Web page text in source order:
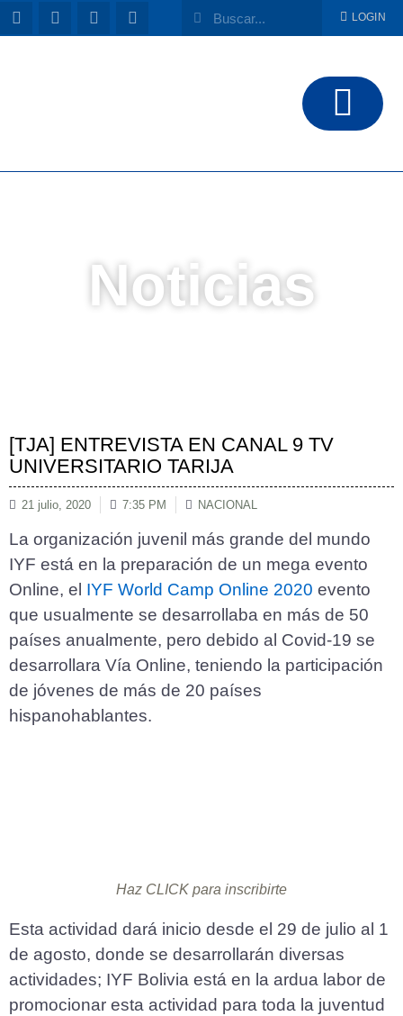
LOGIN
Noticias
[TJA] ENTREVISTA EN CANAL 9 TV
UNIVERSITARIO TARIJA
21 julio, 2020 7:35 PM NACIONAL
La organización juvenil más grande del mundo
IYF está en la preparación de un mega evento
Online, el IYF World Camp Online 2020 evento
que usualmente se desarrollaba en más de 50
países anualmente, pero debido al Covid-19 se
desarrollara Vía Online, teniendo la participación
de jóvenes de más de 20 países
hispanohablantes.
Haz CLICK para inscribirte
Esta actividad dará inicio desde el 29 de julio al 1
de agosto, donde se desarrollarán diversas
actividades; IYF Bolivia está en la ardua labor de
promocionar esta actividad para toda la juventud